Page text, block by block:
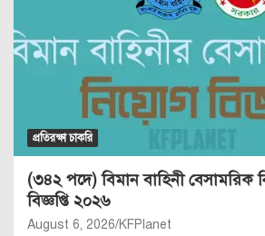
প্রতিরক্ষা চাকরি
(৩৪২ পদে) বিমান বাহিনী বেসামরিক
বিজ্ঞপ্তি ২০২৬
August 6, 2026 KFPlanet